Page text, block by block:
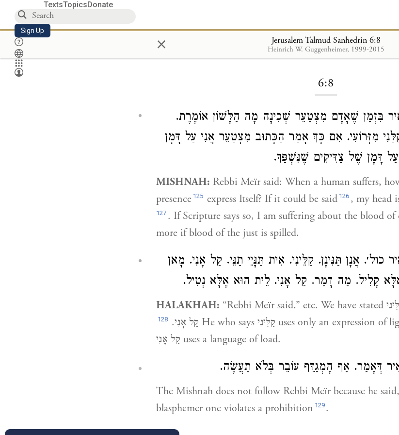
TextsTopicsDonate
Sign Up × Jerusalem Talmud Sanhedrin 6:8
Heinrich W. Guggenheimer, 1999-2015
Loading...
6:8
בִּזְמַן שֶׁאָדָם מִצְטַעֵר שְׁכִינָה מָה הַלָּשׁוֹן אוֹמֶרֶת.
מִזְּרוֹעִי. אִם כָּךְ אָמַר הַכָּתוּב מִצְטַעֵר אֲנִי עַל דָּמָן
דָּמָן שֶׁל צַדִּיקִים שֶׁנִּשְׁפַּךְ.
MISHNAH: Rebbi Meïr said: When a human suffers,
presence 125 express Itself? If it could be said 126 , my head
127 . If Scripture says so, I am suffering about the blood of
more if blood of the just is spilled.
כול׳. אֲנָן תַּנִּינָן. קַלֵּינִי. אִית תַּנָּיֵי תַנֵּי. קַל אָנִי. מָאן
קָלִיל. מַה דָמַר. קַל אָנִי. לֵית הוּא אֶלָּא נְטִיל.
HALAKHAH: “Rebbi Meïr said,” etc. We have stated קַלֵּינִי. Some Tannaïm state
קַל אָנִי. 128
He who says קַלֵּינִי uses only an expression of lightness. He who says
קַל אָנִי uses a language of load.
דְּאָמַר. אַף הָמְגַדֵּף עוֹבֵר בְּלֹא תַעֲשֶׂה.
The Mishnah does not follow Rebbi Meïr because he
blasphemer one violates a prohibition 129.